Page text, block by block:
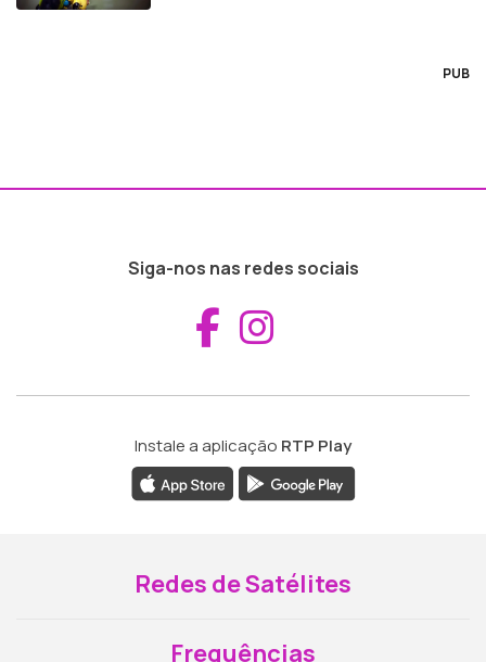
PUB
Siga-nos nas redes sociais
Aceder ao
Instale a aplicação RTP Play
Redes de Satélites
Frequências